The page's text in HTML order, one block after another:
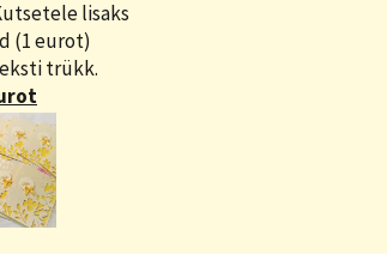
lisaks
(1 eurot)
trükk.